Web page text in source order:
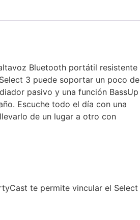
Bluetooth portátil resistente
3 puede soportar un poco de
pasivo y una función BassUp
Escuche todo el día con una
de un lugar a otro con
te permite vincular el Select